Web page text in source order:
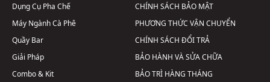
Dụng Cụ Pha Chế
Máy Ngành Cà Phê
Quầy Bar
Giải Pháp
Combo & Kit
CHÍNH SÁCH BẢO MẬT
PHƯƠNG THỨC VẬN CHUYỂN
CHÍNH SÁCH ĐỔI TRẢ
BẢO HÀNH VÀ SỬA CHỮA
BẢO TRÌ HÀNG THÁNG